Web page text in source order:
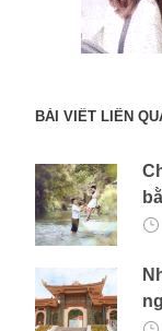
BÀI VIẾT LIÊN